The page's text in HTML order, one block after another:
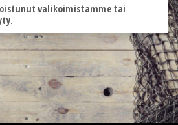
valikoimistamme tai